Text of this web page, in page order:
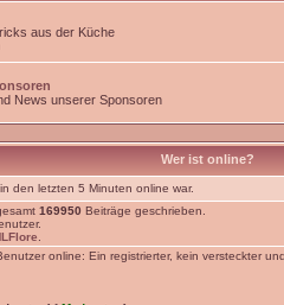
aus der Küche
News unserer Sponsoren
Wer ist online?
den letzten 5 Minuten online war.
169950 Beiträge geschrieben.
online: Ein registrierter, kein versteckter